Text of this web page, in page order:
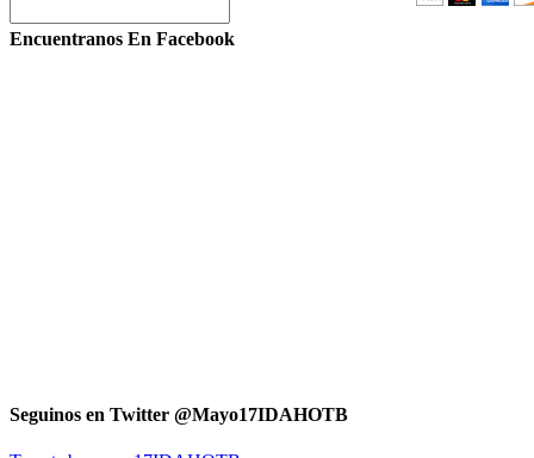
Encuentranos En Facebook
Seguinos en Twitter @Mayo17IDAHOTB